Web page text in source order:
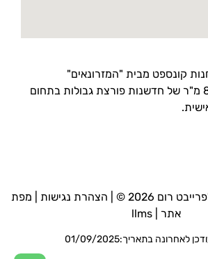
קונספט מבית "המזרונאים"
המשתרעת על 800 מ"ר של חדשנות פורצת גבולות בתחום
רום 2026 © | הצהרת נגישות
מפת
אתר |
llms
לאחרונה בתאריך:01/09/2025